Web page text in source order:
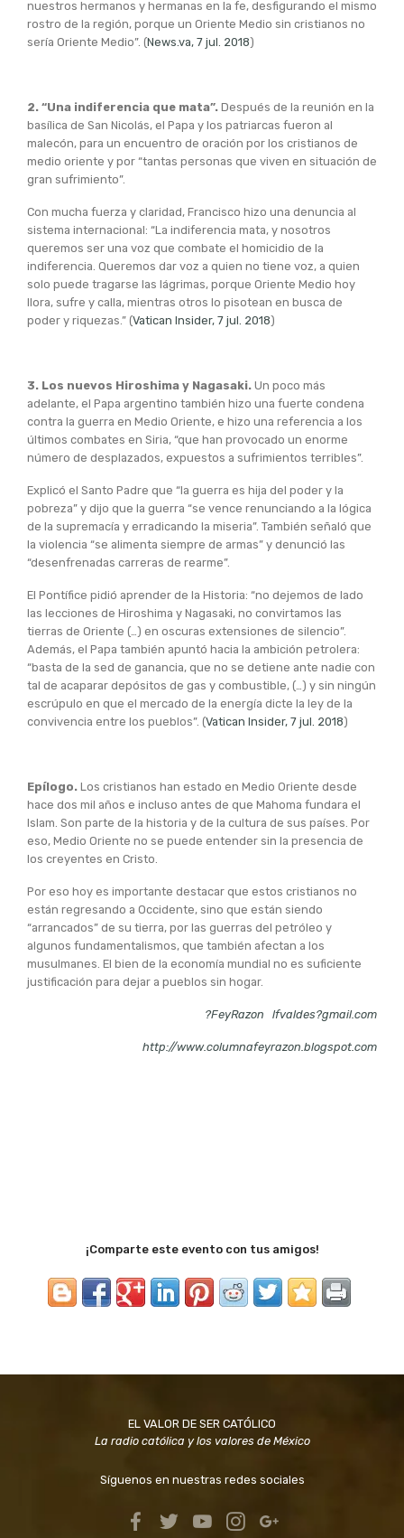
nuestros hermanos y hermanas en la fe, desfigurando el mismo
rostro de la región, porque un Oriente Medio sin cristianos no
sería Oriente Medio”. (News.va, 7 jul. 2018)
2. “Una indiferencia que mata”. Después de la reunión en la
basílica de San Nicolás, el Papa y los patriarcas fueron al
malecón, para un encuentro de oración por los cristianos de
medio oriente y por “tantas personas que viven en situación de
gran sufrimiento”.
Con mucha fuerza y claridad, Francisco hizo una denuncia al
sistema internacional: “La indiferencia mata, y nosotros
queremos ser una voz que combate el homicidio de la
indiferencia. Queremos dar voz a quien no tiene voz, a quien
solo puede tragarse las lágrimas, porque Oriente Medio hoy
llora, sufre y calla, mientras otros lo pisotean en busca de
poder y riquezas.” (Vatican Insider, 7 jul. 2018)
3. Los nuevos Hiroshima y Nagasaki. Un poco más
adelante, el Papa argentino también hizo una fuerte condena
contra la guerra en Medio Oriente, e hizo una referencia a los
últimos combates en Siria, “que han provocado un enorme
número de desplazados, expuestos a sufrimientos terribles”.
Explicó el Santo Padre que “la guerra es hija del poder y la
pobreza” y dijo que la guerra “se vence renunciando a la lógica
de la supremacía y erradicando la miseria”. También señaló que
la violencia “se alimenta siempre de armas” y denunció las
“desenfrenadas carreras de rearme”.
El Pontífice pidió aprender de la Historia: “no dejemos de lado
las lecciones de Hiroshima y Nagasaki, no convirtamos las
tierras de Oriente (…) en oscuras extensiones de silencio”.
Además, el Papa también apuntó hacia la ambición petrolera:
“basta de la sed de ganancia, que no se detiene ante nadie con
tal de acaparar depósitos de gas y combustible, (…) y sin ningún
escrúpulo en que el mercado de la energía dicte la ley de la
convivencia entre los pueblos”. (Vatican Insider, 7 jul. 2018)
Epílogo. Los cristianos han estado en Medio Oriente desde
hace dos mil años e incluso antes de que Mahoma fundara el
Islam. Son parte de la historia y de la cultura de sus países. Por
eso, Medio Oriente no se puede entender sin la presencia de
los creyentes en Cristo.
Por eso hoy es importante destacar que estos cristianos no
están regresando a Occidente, sino que están siendo
“arrancados” de su tierra, por las guerras del petróleo y
algunos fundamentalismos, que también afectan a los
musulmanes. El bien de la economía mundial no es suficiente
justificación para dejar a pueblos sin hogar.
?FeyRazon lfvaldes?gmail.com
http://www.columnafeyrazon.blogspot.com
¡Comparte este evento con tus amigos!
EL VALOR DE SER CATÓLICO
La radio católica y los valores de México
Síguenos en nuestras redes sociales